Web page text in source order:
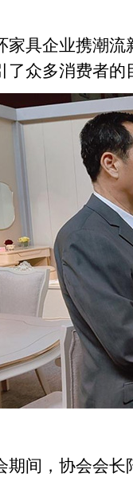
家具企业携潮流
了众多消费者的
期间，协会会